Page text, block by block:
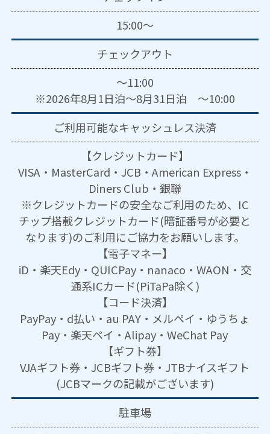
15:00～
チェックアウト
～11:00
※2026年8月1日泊～8月31日泊 ～10:00
ご利用可能なキャッシュレス決済
【クレジットカード】
VISA・MasterCard・JCB・American Express・
Diners Club・銀聯
※クレジットカードの安全なご利用のため、IC
チップ搭載クレジットカード(暗証番号が必要と
なります)のご利用にご協力をお願いします。
【電子マネー】
iD・楽天Edy・QUICPay・nanaco・WAON・交
通系ICカード(PiTaPa除く)
【コード決済】
PayPay・d払い・au PAY・メルペイ・ゆうちょ
Pay・楽天ペイ・Alipay・WeChat Pay
【ギフト券】
VJAギフト券・JCBギフト券・JTBナイスギフト
(JCBマークの記載がございます)
駐車場